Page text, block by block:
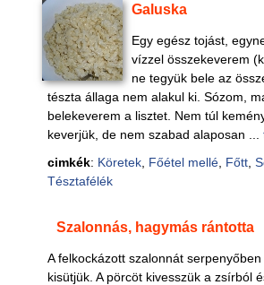
Galuska
Egy egész tojást,
vízzel összekeverem
ne tegyük bele az
tészta állaga nem alakul ki. Sózom,
belekeverem a lisztet. Nem túl
keverjük, de nem szabad alaposan ...
cimkék: Köretek, Főétel mellé, Főtt,
Tésztafélék
Szalonnás, hagymás rántotta
A felkockázott szalonnát
kisütjük. A pörcöt kivesszük a zsírból